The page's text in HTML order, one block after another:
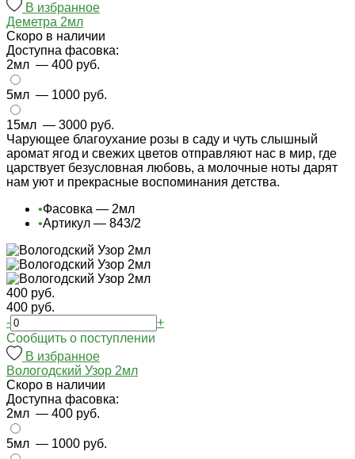
В избранное
Деметра 2мл
Cкоро в наличии
Доступна фасовка:
2мл — 400 руб.
5мл — 1000 руб.
15мл — 3000 руб.
Чарующее благоухание розы в саду и чуть слышный
аромат ягод и свежих цветов отправляют нас в мир, где
царствует безусловная любовь, а молочные ноты дарят
нам уют и прекрасные воспоминания детства.
•Фасовка — 2мл
•Артикул — 843/2
400 руб.
400 руб.
-
+
Cообщить о поступлении
В избранное
Вологодский Узор 2мл
Cкоро в наличии
Доступна фасовка:
2мл — 400 руб.
5мл — 1000 руб.